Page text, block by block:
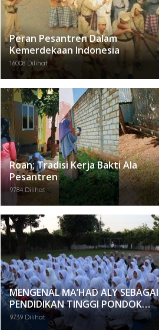
Peran Pesantren Dalam
Kemerdekaan Indonesia
16008 Dilihat
Roan; Tradisi Kerja Bakti Ala
Pesantren
9784 Dilihat
MENGENAL MA’HAD ALY SEBAGAI
PENDIDIKAN TINGGI PONDOK
PESANTREN
9739 Dilihat